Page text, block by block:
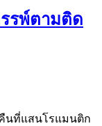
รรพ์ตามติด
คืนที่แสนโรแมนติก